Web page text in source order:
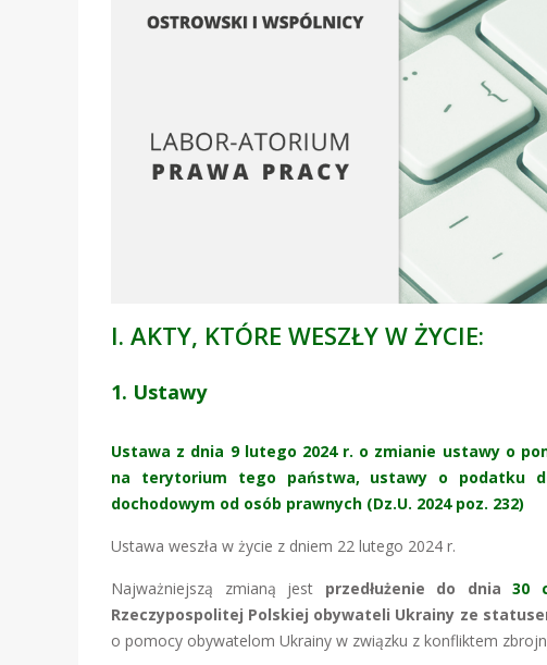
I. AKTY, KTÓRE WESZŁY W ŻYCIE:
1. Ustawy
Ustawa z dnia 9 lutego 2024 r. o zmianie ustawy o
na terytorium tego państwa, ustawy o podatku
dochodowym od osób prawnych (Dz.U. 2024 poz. 232)
Ustawa weszła w życie z dniem 22 lutego 2024 r.
Najważniejszą zmianą jest przedłużenie do dnia30
Rzeczypospolitej Polskiej obywateli Ukrainy ze
o pomocy obywatelom Ukrainy w związku z konfliktem